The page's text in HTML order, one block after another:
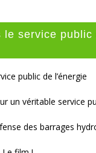
le service public
public de l’énergie
un véritable service
des barrages